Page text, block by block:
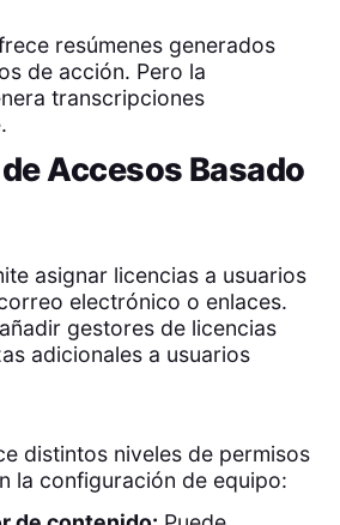
resúmenes generados
de acción. Pero la
transcripciones
Accesos Basado
asignar licencias a usuarios
electrónico o enlaces.
gestores de licencias
adicionales a usuarios
distintos niveles de permisos
la configuración de equipo: